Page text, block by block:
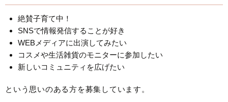
絶賛子育て中！
SNSで情報発信することが好き
WEBメディアに出演してみたい
コスメや生活雑貨のモニターに参加したい
新しいコミュニティを広げたい
という思いのある方を募集しています。